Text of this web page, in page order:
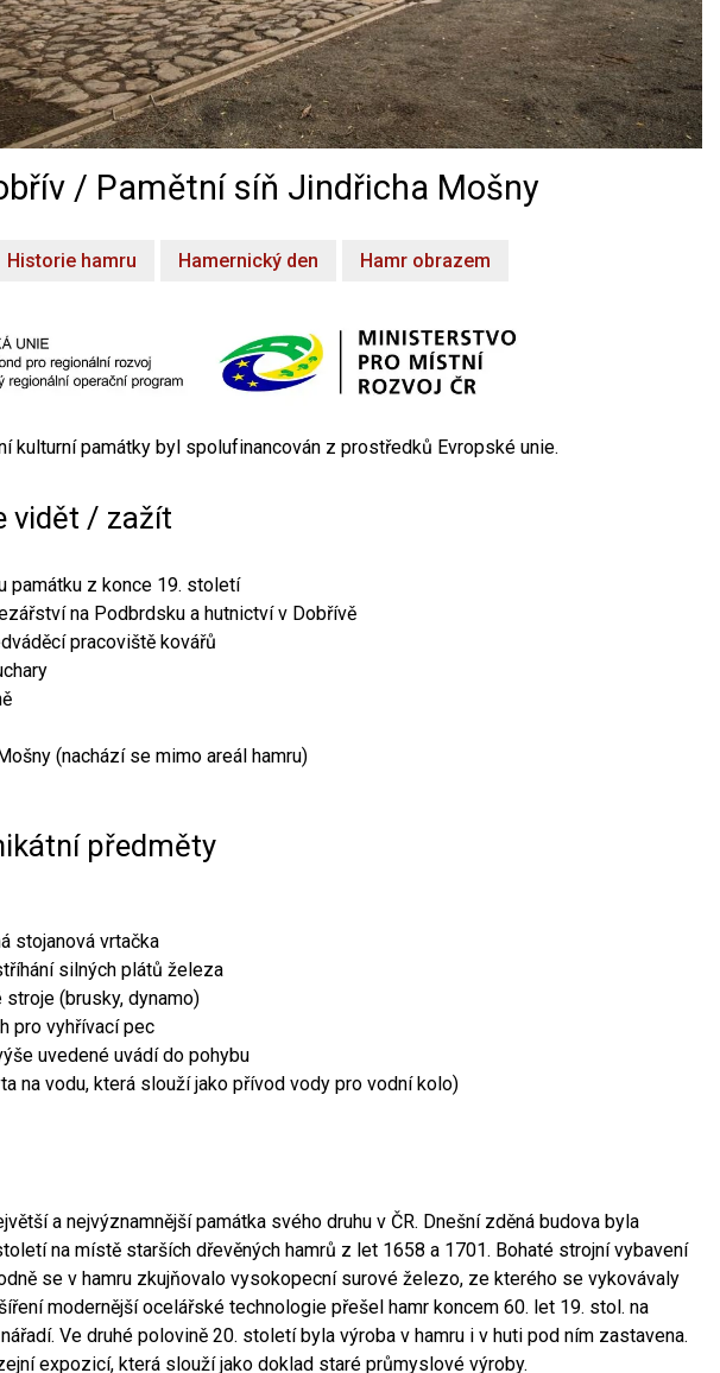
/ Pamětní síň Jindřicha Mošny
Historie hamru Hamernický den Hamr obrazem
kulturní památky byl spolufinancován z prostředků Evropské unie.
vidět / zažít
památku z konce 19. století
na Podbrdsku a hutnictví v Dobřívě
pracoviště kovářů
(nachází se mimo areál hamru)
předměty
stojanová vrtačka
silných plátů železa
(brusky, dynamo)
pro vyhřívací pec
uvedené uvádí do pohybu
na vodu, která slouží jako přívod vody pro vodní kolo)
a nejvýznamnější památka svého druhu v ČR. Dnešní zděná budova byla
na místě starších dřevěných hamrů z let 1658 a 1701. Bohaté strojní vybavení
se v hamru zkujňovalo vysokopecní surové železo, ze kterého se vykovávaly
modernější ocelářské technologie přešel hamr koncem 60. let 19. stol. na
Ve druhé polovině 20. století byla výroba v hamru i v huti pod ním zastavena.
expozicí, která slouží jako doklad staré průmyslové výroby.